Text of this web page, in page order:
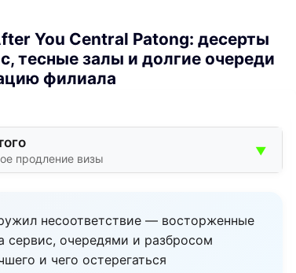
You Central Patong: десерты
тесные залы и долгие очереди
филиала
продление визы
▼
несоответствие — восторженные
сервис, очередями и разбросом
и чего остерегаться